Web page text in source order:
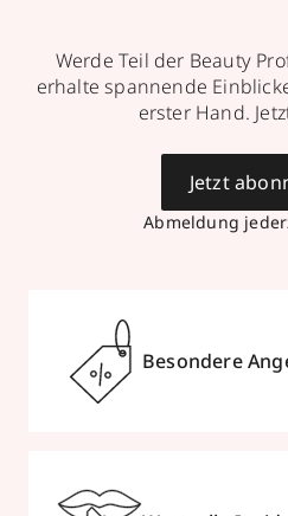
Werde Teil der Beauty
erhalte spannende
erster Hand.
Abmeldung
Jetzt
Besondere